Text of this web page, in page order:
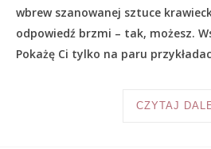
wbrew szanowanej sztuce
odpowiedź brzmi – tak, możesz.
Pokażę Ci tylko na paru
CZYTAJ